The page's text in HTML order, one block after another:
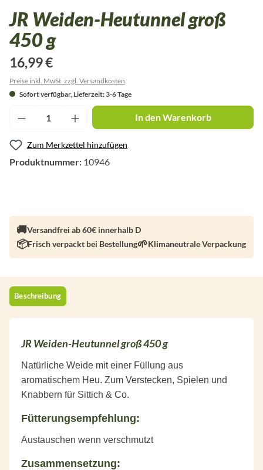
JR Weiden-Heutunnel groß
450 g
16,99 €
Preise inkl. MwSt. zzgl. Versandkosten
Sofort verfügbar, Lieferzeit: 3-6 Tage
Produkt Anzahl: Gib den gewünschten
In den Warenkorb
Zum Merkzettel hinzufügen
Produktnummer: 10946
Versandfrei ab 60€ innerhalb D
Frisch verpackt bei Bestellung
Klimaneutrale Verpackung
Beschreibung
JR Weiden-Heutunnel groß 450 g
Natürliche Weide mit einer Füllung aus
aromatischem Heu. Zum Verstecken, Spielen und
Knabbern für Sittich & Co.
Fütterungsempfehlung:
Austauschen wenn verschmutzt
Zusammensetzung: